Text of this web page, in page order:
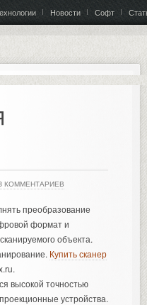
Новости Софт
КОММЕНТАРИЕВ
преобразование
формат и
объекта.
Купить сканер
высокой точностью
устройства.